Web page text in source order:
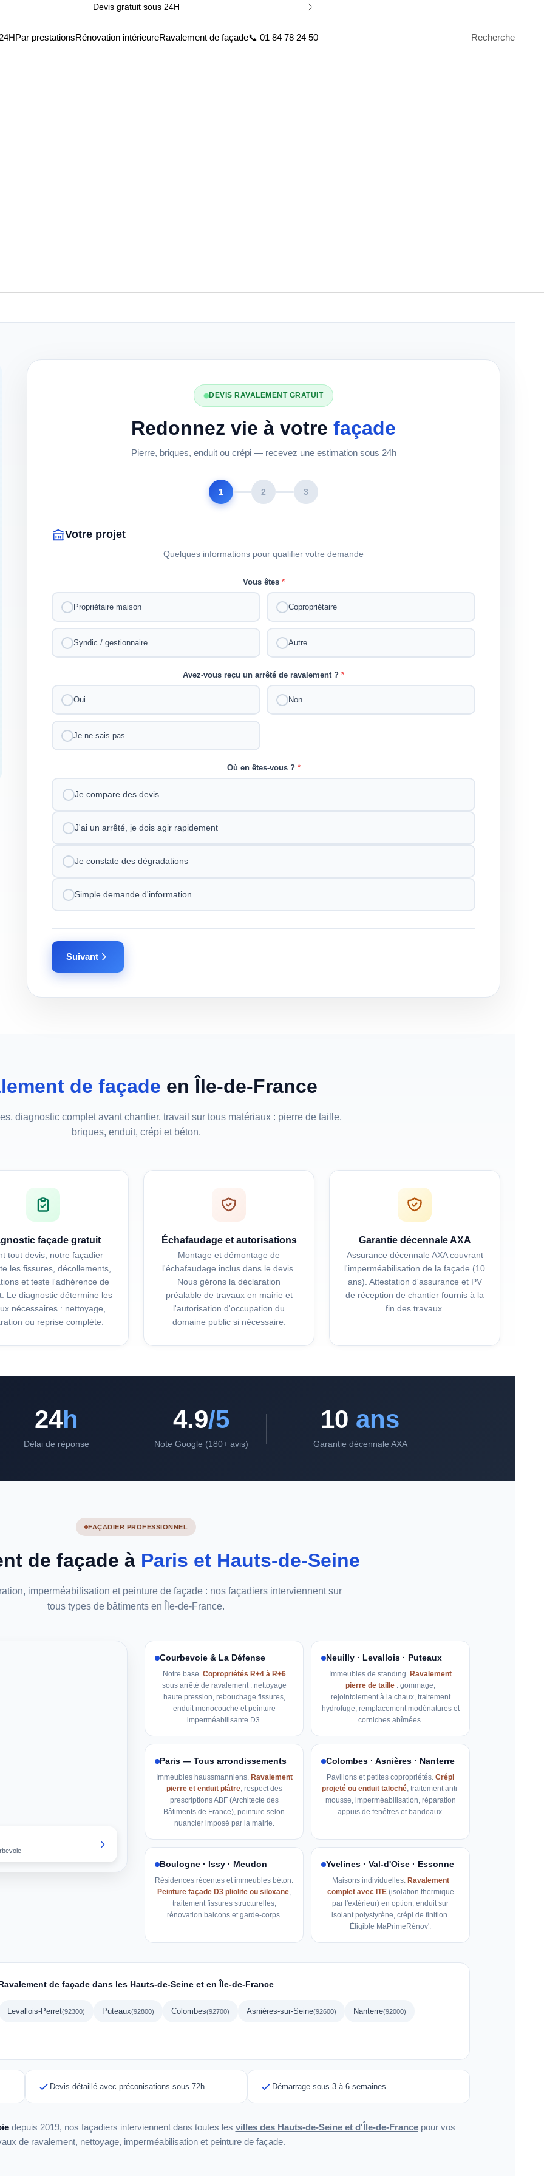
Devis gratuit sous 24H Suivant
Par prestationsRénovation intérieureRavalement de façade📞 01 84 78 24 50 Recherche
Recherche
DEVIS RAVALEMENT GRATUIT
Redonnez vie à votre façade
Pierre, briques, enduit ou crépi — recevez une estimation sous 24h
1 2 3
Votre projet
Quelques informations pour qualifier votre demande
Vous êtes *
Propriétaire maison Copropriétaire
Syndic / gestionnaire Autre
Avez-vous reçu un arrêté de ravalement ? *
Oui Non
Je ne sais pas
Où en êtes-vous ? *
Je compare des devis
J'ai un arrêté, je dois agir rapidement
Je constate des dégradations
Simple demande d'information
Suivant
de façade en Île-de-France
diagnostic complet avant chantier, travail sur tous matériaux : pierre de taille,
briques, enduit, crépi et béton.
façade gratuit
tout devis, notre façadier
les fissures, décollements,
et teste l'adhérence de
Le diagnostic détermine les
nécessaires : nettoyage,
ou reprise complète.
Échafaudage et autorisations
Montage et démontage de
l'échafaudage inclus dans le devis.
Nous gérons la déclaration
préalable de travaux en mairie et
l'autorisation d'occupation du
domaine public si nécessaire.
Garantie décennale AXA
Assurance décennale AXA couvrant
l'imperméabilisation de la façade (10
ans). Attestation d'assurance et PV
de réception de chantier fournis à la
fin des travaux.
24h
Délai de réponse
4.9/5
Note Google (180+ avis)
10 ans
Garantie décennale AXA
FAÇADIER PROFESSIONNEL
de façade à Paris et Hauts-de-Seine
imperméabilisation et peinture de façade : nos façadiers interviennent sur
tous types de bâtiments en Île-de-France.
Courbevoie & La Défense
Notre base. Copropriétés R+4 à R+6
sous arrêté de ravalement : nettoyage
haute pression, rebouchage fissures,
enduit monocouche et peinture
imperméabilisante D3.
Neuilly · Levallois · Puteaux
Immeubles de standing. Ravalement
pierre de taille : gommage,
rejointoiement à la chaux, traitement
hydrofuge, remplacement modénatures et
corniches abîmées.
Paris — Tous arrondissements
Immeubles haussmanniens. Ravalement
pierre et enduit plâtre, respect des
prescriptions ABF (Architecte des
Bâtiments de France), peinture selon
nuancier imposé par la mairie.
Colombes · Asnières · Nanterre
Pavillons et petites copropriétés. Crépi
projeté ou enduit taloché, traitement anti-
mousse, imperméabilisation, réparation
appuis de fenêtres et bandeaux.
Boulogne · Issy · Meudon
Résidences récentes et immeubles béton.
Peinture façade D3 pliolite ou siloxane,
traitement fissures structurelles,
rénovation balcons et garde-corps.
Yvelines · Val-d'Oise · Essonne
Maisons individuelles. Ravalement
complet avec ITE(isolation thermique
par l'extérieur) en option, enduit sur
isolant polystyrène, crépi de finition.
Éligible MaPrimeRénov'.
de façade dans les Hauts-de-Seine et en Île-de-France
Levallois-Perret(92300) Puteaux(92800) Colombes(92700) Asnières-sur-Seine(92600) Nanterre(92000)
Devis détaillé avec préconisations sous 72h Démarrage sous 3 à 6 semaines
depuis 2019, nos façadiers interviennent dans toutes les villes des Hauts-de-Seine et d'Île-de-Francepour vos
de ravalement, nettoyage, imperméabilisation et peinture de façade.